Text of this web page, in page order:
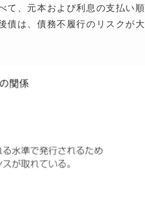
て、元本および利息の支払い順
債は、債務不履行のリスクが大